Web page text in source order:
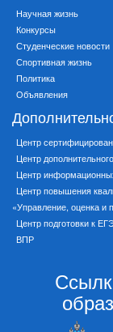
Научная жизнь
Конкурсы
Студенческие новости
Спортивная жизнь
Политика
Объявления
Центр
Центр
Центр
Центр повышения
«Управление, оценка и
Центр подготовки к
ВПР